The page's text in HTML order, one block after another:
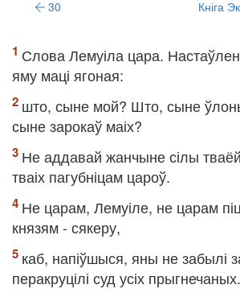
30 Кніга
Слова Лемуіла цара.
яму маці ягоная:
што, сыне мой? Што, сыне
сыне зарокаў маіх?
Не аддавай жанчыне сілы
тваіх пагубніцам цароў.
Не царам, Лемуіле, не царам
князям - сякеру,
каб, напіўшыся, яны не забылі
перакруцілі суд усіх прыгнечаных.